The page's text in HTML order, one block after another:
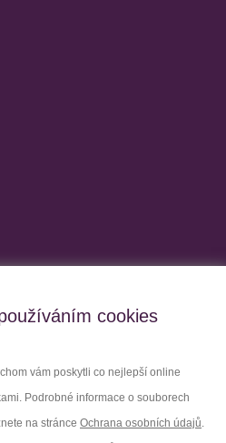
cookies
vám poskytli co nejlepší online
Podrobné informace o souborech
na stránce Ochrana osobních údajů.